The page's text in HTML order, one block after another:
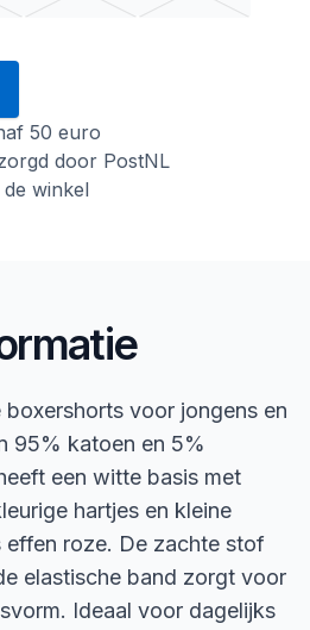
50 euro
door PostNL
winkel
voor jongens en
95% katoen en 5%
een witte basis met
hartjes en kleine
effen roze. De zachte stof
elastische band zorgt voor
Ideaal voor dagelijks